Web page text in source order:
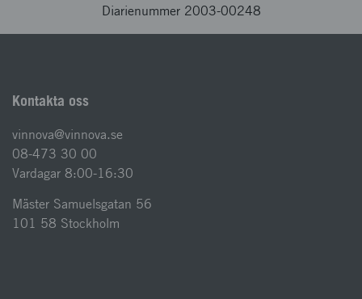
Diarienummer 2003-00248
Kontakta oss
vinnova@vinnova.se
08-473 30 00
Vardagar 8:00-16:30
Mäster Samuelsgatan 56
101 58 Stockholm